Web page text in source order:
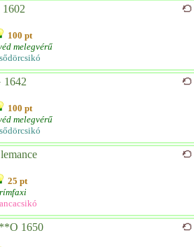
1602
100 pt
melegvérű
1642
100 pt
melegvérű
25 pt
1650